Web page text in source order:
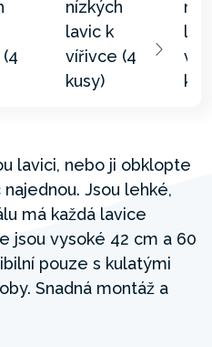
lavici, nebo ji obklopte
Jsou lehké,
má každá lavice
jsou vysoké 42 cm a 60
pouze s kulatými
Snadná montáž a